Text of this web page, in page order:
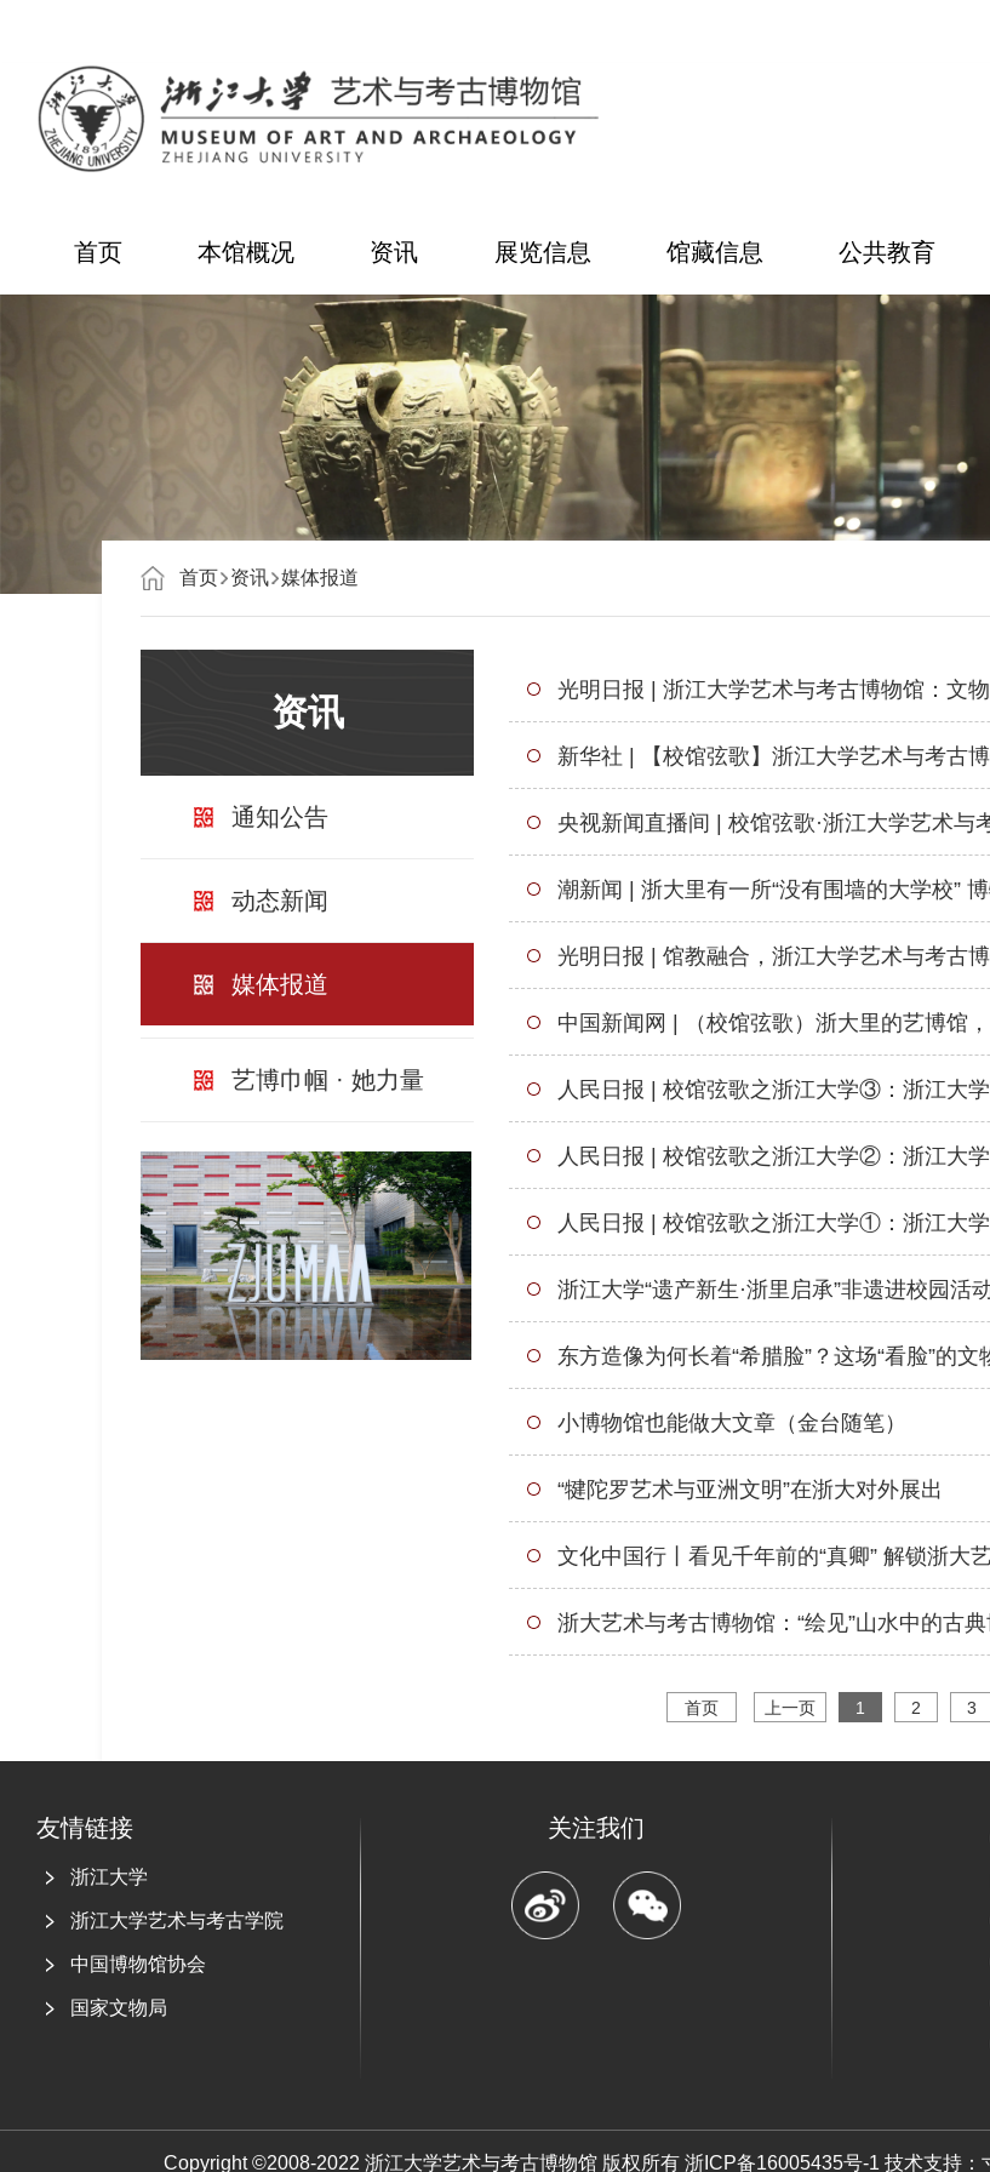
首页 本馆概况 资讯 展览信息 馆藏信息 公共教育
首页 资讯 媒体报道
资讯
通知公告
动态新闻
媒体报道
艺博巾帼 · 她力量
光明日报 | 浙江大学艺术与考古博物馆：文
潮新闻 | 浙大里有一所“没有围墙的大学校”
光明日报 | 馆教融合，浙江大学艺术与考古
浙江大学“遗产新生·浙里启承”非遗进校园活
东方造像为何长着“希腊脸”？这场“看脸”的
小博物馆也能做大文章（金台随笔）
“犍陀罗艺术与亚洲文明”在浙大对外展出
文化中国行丨看见千年前的“真卿” 解锁浙大
浙大艺术与考古博物馆：“绘见”山水中的古
首页 上一页 1 2 3
友情链接
浙江大学
浙江大学艺术与考古学院
中国博物馆协会
国家文物局
关注我们
Copyright ©2008-2022 浙江大学艺术与考古博物馆 版权所有 浙ICP备16005435号-1 技术支持：